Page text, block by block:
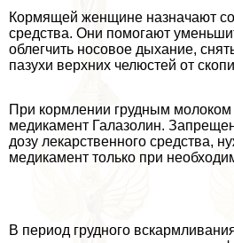
Кормящей женщине назначают
средства. Они помогают
облегчить носовое дыхание,
пазухи верхних челюстей от
При кормлении грудным
медикамент Галазолин.
дозу лекарственного средства,
медикамент только при
В период грудного